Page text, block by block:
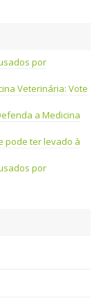
por
Veterinária: Vote
a Medicina
pode ter levado à
por